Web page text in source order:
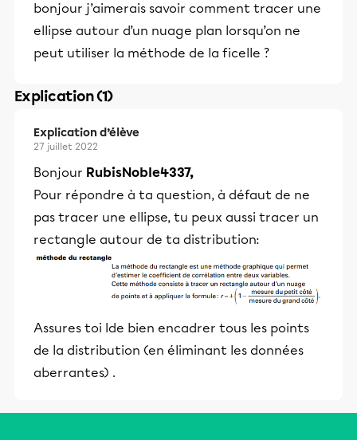
bonjour j’aimerais savoir comment tracer une
ellipse autour d’un nuage plan lorsqu’on ne
peut utiliser la méthode de la ficelle ?
Explication (1)
Explication d’élève
27 juillet 2022
Bonjour RubisNoble4337,
Pour répondre à ta question, à défaut de ne
pas tracer une ellipse, tu peux aussi tracer un
rectangle autour de ta distribution:
Assures toi Ide bien encadrer tous les points
de la distribution (en éliminant les données
aberrantes) .